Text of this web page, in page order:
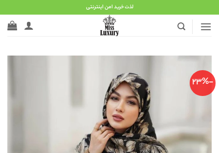
to
content
لذت خرید امن اینترنتی
-23%